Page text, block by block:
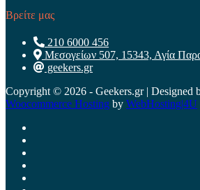
Βρείτε μας
210 6000 456
Μεσογείων 507, 15343, Αγία
geekers.gr
Copyright © 2026 - Geekers.gr | Designed
Woocommerce Hosting by WebHosting|4U